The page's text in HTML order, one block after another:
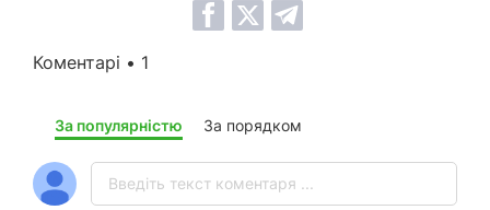
Коментарі • 1
За популярністю За порядком